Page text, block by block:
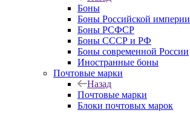
Боны
Боны Российской империи
Боны РСФСР
Боны СССР и РФ
Боны современной России
Иностранные боны
Почтовые марки
Назад
Почтовые марки
Блоки почтовых марок